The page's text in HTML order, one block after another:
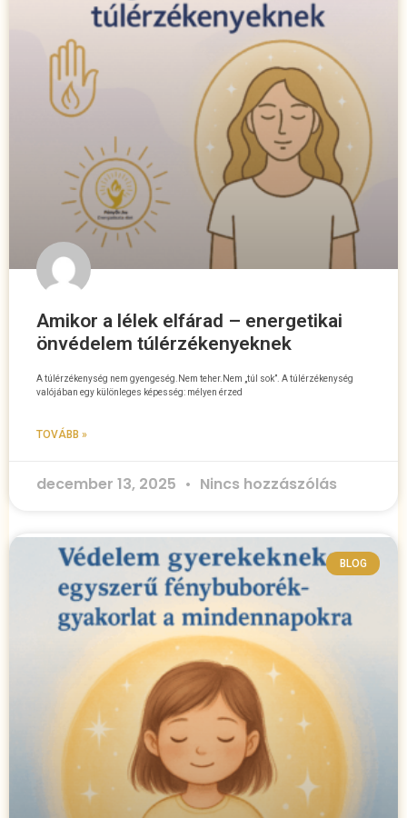
Amikor a lélek elfárad – energetikai
önvédelem túlérzékenyeknek
A túlérzékenység nem gyengeség.Nem teher.Nem „túl sok”. A túlérzékenység
valójában egy különleges képesség: mélyen érzed
TOVÁBB »
december 13, 2025 Nincs hozzászólás
BLOG